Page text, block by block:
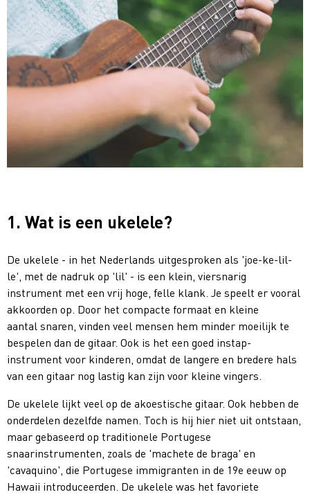
1. Wat is een ukelele?
De ukelele - in het Nederlands uitgesproken als 'joe-ke-lil-
le', met de nadruk op 'lil' - is een klein, viersnarig
instrument met een vrij hoge, felle klank. Je speelt er vooral
akkoorden op. Door het compacte formaat en kleine
aantal snaren, vinden veel mensen hem minder moeilijk te
bespelen dan de gitaar. Ook is het een goed instap-
instrument voor kinderen, omdat de langere en bredere hals
van een gitaar nog lastig kan zijn voor kleine vingers.
De ukelele lijkt veel op de akoestische gitaar. Ook hebben de
onderdelen dezelfde namen. Toch is hij hier niet uit ontstaan,
maar gebaseerd op traditionele Portugese
snaarinstrumenten, zoals de 'machete de braga' en
'cavaquino', die Portugese immigranten in de 19e eeuw op
Hawaii introduceerden. De ukelele was het favoriete